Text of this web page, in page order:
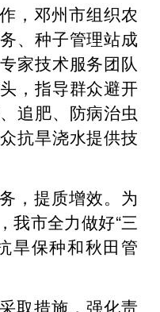
，邓州市组织农
、种子管理站成
家技术服务团队
，指导群众避开
追肥、防病治虫
抗旱浇水提供技
，提质增效。为
我市全力做好“三
旱保种和秋田管
取措施，强化责